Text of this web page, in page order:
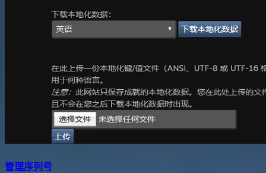
管理序列号